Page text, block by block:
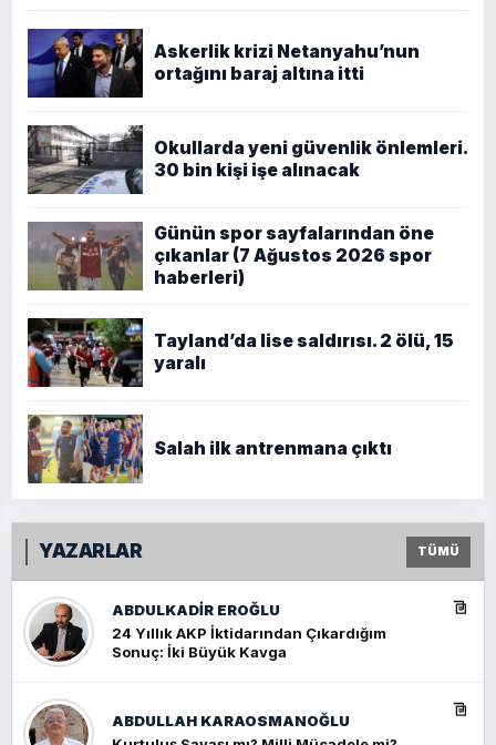
Askerlik krizi Netanyahu’nun
ortağını baraj altına itti
Okullarda yeni güvenlik önlemleri.
30 bin kişi işe alınacak
Günün spor sayfalarından öne
çıkanlar (7 Ağustos 2026 spor
haberleri)
Tayland’da lise saldırısı. 2 ölü, 15
yaralı
Salah ilk antrenmana çıktı
YAZARLAR TÜMÜ
ABDULKADIR EROĞLU
24 Yıllık AKP İktidarından Çıkardığım
Sonuç: İki Büyük Kavga
ABDULLAH KARAOSMANOĞLU